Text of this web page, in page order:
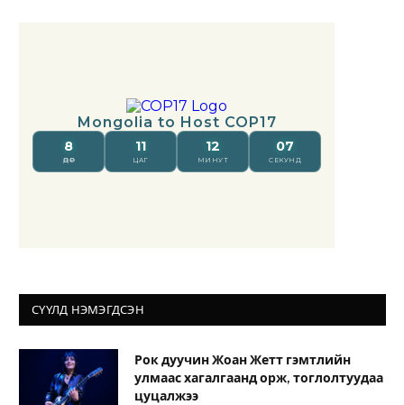
СҮҮЛД НЭМЭГДСЭН
Рок дуучин Жоан Жетт гэмтлийн
улмаас хагалгаанд орж, тоглолтуудаа
цуцалжээ